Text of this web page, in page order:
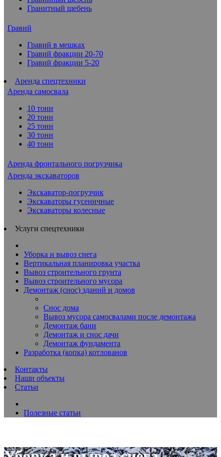
Гранитный щебень
Гравий
Гравий в мешках
Гравий фракции 20-70
Гравий фракции 5-20
Аренда спецтехники
Аренда самосвала
10 тонн
20 тонн
25 тонн
30 тонн
40 тонн
Аренда фронтального погрузчика
Аренда экскаваторов
Экскаватор-погрузчик
Экскаваторы гусеничные
Экскаваторы колесные
Услуги спецтехники
Уборка и вывоз снега
Вертикальная планировка участка
Вывоз строительного грунта
Вывоз строительного мусора
Демонтаж (снос) зданий и домов
Снос дома
Вывоз мусора самосвалами после демонтажа
Демонтаж бани
Демонтаж и снос дачи
Демонтаж фундамента
Разработка (копка) котлованов
Контакты
Наши объекты
Статьи
Полезные статьи